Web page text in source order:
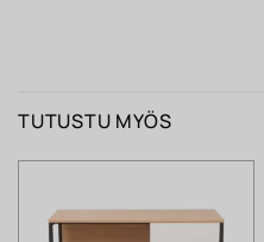
TUTUSTU MYÖS